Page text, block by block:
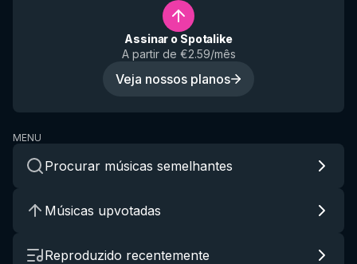
Assinar o Spotalike
A partir de €2.59/mês
Veja nossos planos
MENU
Procurar músicas semelhantes
Músicas upvotadas
Reproduzido recentemente